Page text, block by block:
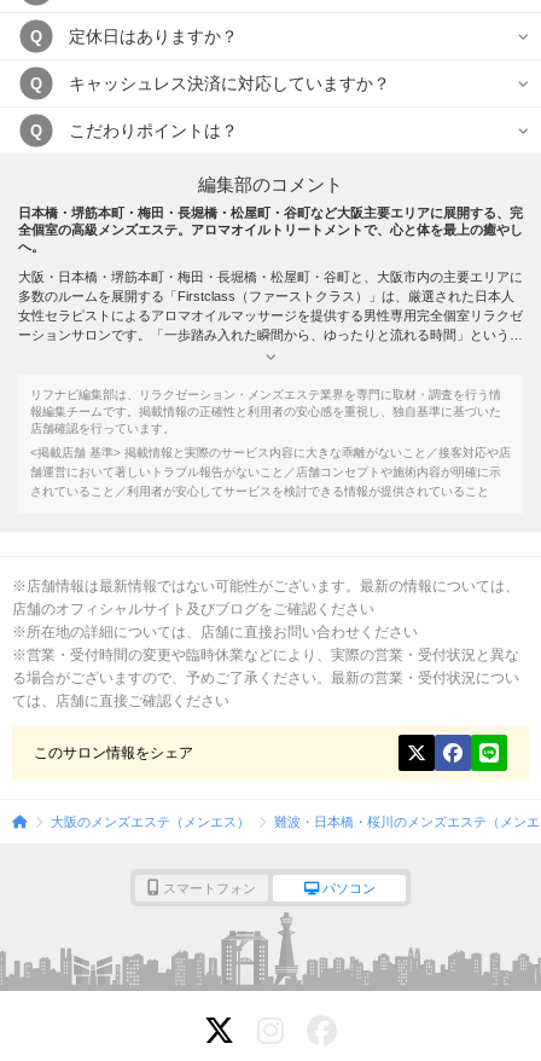
Q 定休日はありますか？
Q キャッシュレス決済に対応していますか？
Q こだわりポイントは？
編集部のコメント
日本橋・堺筋本町・梅田・長堀橋・松屋町・谷町など大阪主要エリアに展開する、完
全個室の高級メンズエステ。アロマオイルトリートメントで、心と体を最上の癒やし
へ。
大阪・日本橋・堺筋本町・梅田・長堀橋・松屋町・谷町と、大阪市内の主要エリアに
多数のルームを展開する「Firstclass（ファーストクラス）」は、厳選された日本人
女性セラピストによるアロマオイルマッサージを提供する男性専用完全個室リラクゼ
ーションサロンです。「一歩踏み入れた瞬間から、ゆったりと流れる時間」というコ
ンセプトのもと、日頃の疲れた心と体を癒やし、明日への活力を養うことを大切にし
在籍するセラピストはお姉様系・クールビューティー・清楚系・モデル風など多彩な
タイプがそろっており、その日の好みや気分に合わせた選択が楽しめます。常にお客
様に満足いただけるサロンづくりを心がけており、セラピストレビュー制度を設けて
サービスの質向上に取り組んでいます。また、新人セラピストも継続的に在籍してお
り、フレッシュな出会いを求める方にも対応しています。
施術はオールハンドによるアロマオイルトリートメントで、足・背中・デコルテ・鼠
ートな空間での施術が特徴です。シャワー室も完備されており、施術前後も快適に過
ごせます。営業時間は10:00～翌2:00（受付時間9:00～翌1:00）で、24時間LINEでの
予約受付も行っています。各日本橋・堺筋本町・梅田・長堀橋・松屋町・谷町ルーム
とも、最寄り駅から徒歩圏内とアクセス至便です。
他店では満足できなかった方にこそ試してほしいと謳うほどの施術クオリティへの自
信が随所に感じられるサロンです。大阪でメンズエステをお探しの際は、ぜひ「First
class（ファーストクラス）」の極上のひとときをお試しください。
リフナビ編集部は、リラクゼーション・メンズエステ業界を専門に取材・調査を行う情
報編集チームです。掲載情報の正確性と利用者の安心感を重視し、独自基準に基づいた
店舗確認を行っています。
<掲載店舗 基準> 掲載情報と実際のサービス内容に大きな乖離がないこと／接客対応や店
舗運営において著しいトラブル報告がないこと／店舗コンセプトや施術内容が明確に示
されていること／利用者が安心してサービスを検討できる情報が提供されていること
※店舗情報は最新情報ではない可能性がございます。最新の情報については、
店舗のオフィシャルサイト及びブログをご確認ください
※所在地の詳細については、店舗に直接お問い合わせください
※営業・受付時間の変更や臨時休業などにより、実際の営業・受付状況と異な
る場合がございますので、予めご了承ください。最新の営業・受付状況につい
ては、店舗に直接ご確認ください
このサロン情報をシェア
大阪のメンズエステ（メンエス） 難波・日本橋・桜川のメンズエステ（メン
スマートフォン パソコン